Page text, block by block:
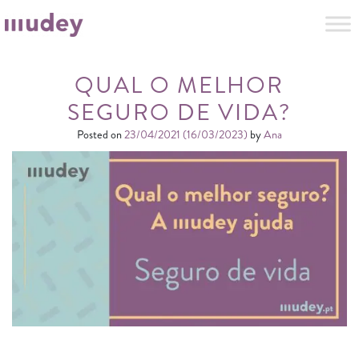
QUAL O MELHOR
SEGURO DE VIDA?
Posted on23/04/2021 (16/03/2023) byAna